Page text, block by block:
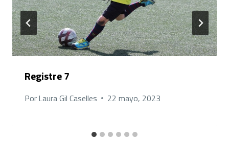
Registre 7
PorLaura Gil Caselles 22 mayo, 2023